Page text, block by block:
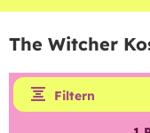
The Witcher
Filtern